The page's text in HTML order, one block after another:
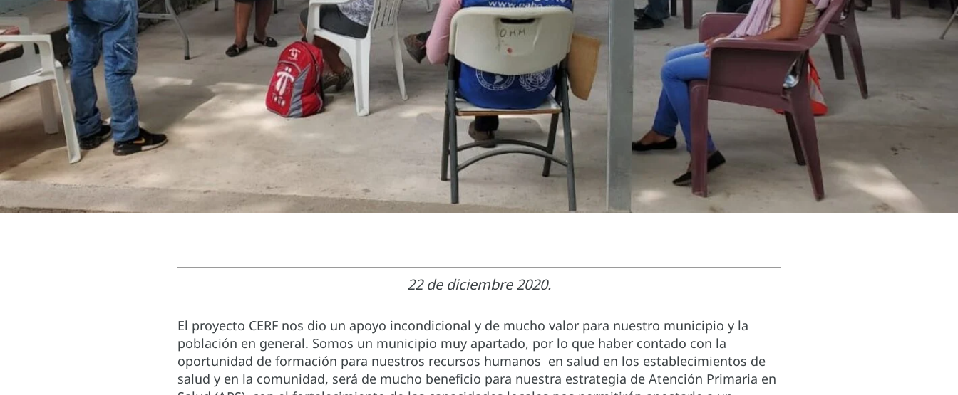
22 de diciembre 2020.
El proyecto CERF nos dio un apoyo incondicional y de mucho valor para nuestro municipio y la
población en general. Somos un municipio muy apartado, por lo que haber contado con la
oportunidad de formación para nuestros recursos humanos en salud en los establecimientos de
salud y en la comunidad, será de mucho beneficio para nuestra estrategia de Atención Primaria en